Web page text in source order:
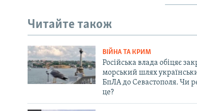
Читайте також
ВІЙНА ТА КРИМ
Російська влада обіцяє
морський шлях
БпЛА до Севастополя. Чи
це?